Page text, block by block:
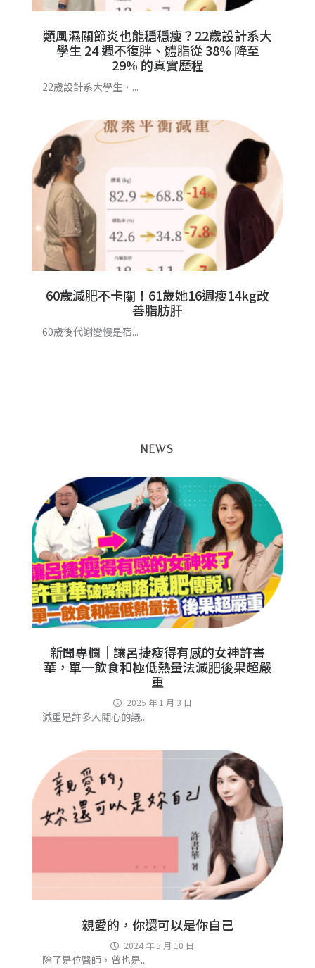
類風濕關節炎也能穩穩瘦？22歲設計系大
學生 24 週不復胖、體脂從 38% 降至
29% 的真實歷程
22歲設計系大學生，...
60歲減肥不卡關！61歲她16週瘦14kg改
善脂肪肝
60歲後代謝變慢是宿...
NEWS
新聞專欄｜讓呂捷瘦得有感的女神許書
華，單一飲食和極低熱量法減肥後果超嚴
重
2025 年 1 月 3 日
減重是許多人關心的議...
親愛的，你還可以是你自己
2024 年 5 月 10 日
除了是位醫師，曾也是...